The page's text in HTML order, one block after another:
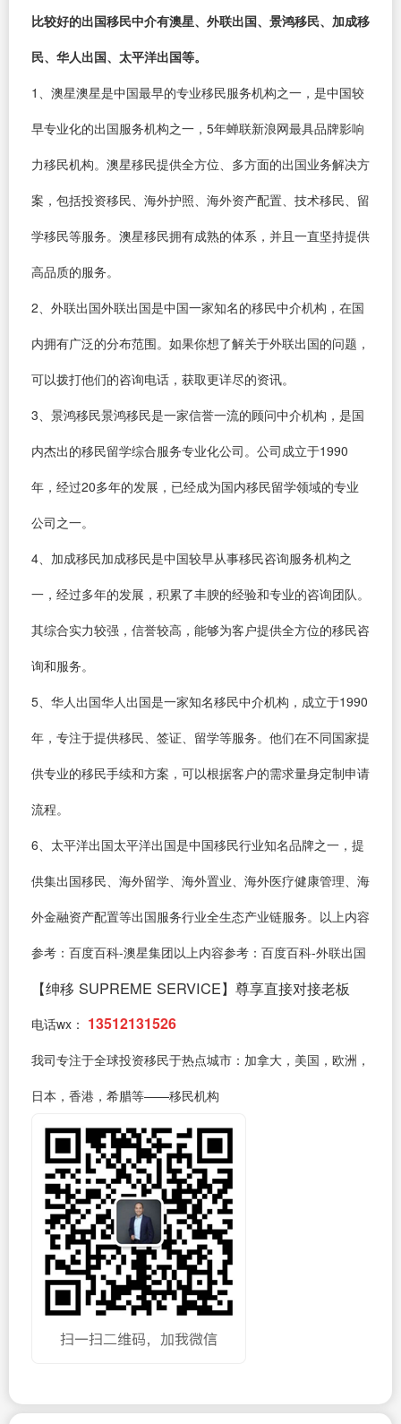
比较好的出国移民中介有澳星、外联出国、景鸿移民、加成移
民、华人出国、太平洋出国等。
1、澳星澳星是中国最早的专业移民服务机构之一，是中国较
早专业化的出国服务机构之一，5年蝉联新浪网最具品牌影响
力移民机构。澳星移民提供全方位、多方面的出国业务解决方
案，包括投资移民、海外护照、海外资产配置、技术移民、留
学移民等服务。澳星移民拥有成熟的体系，并且一直坚持提供
高品质的服务。
2、外联出国外联出国是中国一家知名的移民中介机构，在国
内拥有广泛的分布范围。如果你想了解关于外联出国的问题，
可以拨打他们的咨询电话，获取更详尽的资讯。
3、景鸿移民景鸿移民是一家信誉一流的顾问中介机构，是国
内杰出的移民留学综合服务专业化公司。公司成立于1990
年，经过20多年的发展，已经成为国内移民留学领域的专业
公司之一。
4、加成移民加成移民是中国较早从事移民咨询服务机构之
一，经过多年的发展，积累了丰腴的经验和专业的咨询团队。
其综合实力较强，信誉较高，能够为客户提供全方位的移民咨
询和服务。
5、华人出国华人出国是一家知名移民中介机构，成立于1990
年，专注于提供移民、签证、留学等服务。他们在不同国家提
供专业的移民手续和方案，可以根据客户的需求量身定制申请
流程。
6、太平洋出国太平洋出国是中国移民行业知名品牌之一，提
供集出国移民、海外留学、海外置业、海外医疗健康管理、海
外金融资产配置等出国服务行业全生态产业链服务。以上内容
参考：百度百科-澳星集团以上内容参考：百度百科-外联出国
【绅移 SUPREME SERVICE】尊享直接对接老板
电话wx： 13512131526
我司专注于全球投资移民于热点城市：加拿大，美国，欧洲，
日本，香港，希腊等——移民机构